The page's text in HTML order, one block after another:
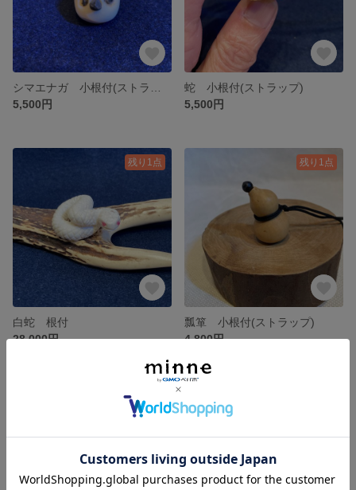
5,500円
蛇 小根付(ストラップ)
5,500円
残り1点
白蛇 根付
28,000円
残り1点
瓢箪 小根付(ストラップ)
4,800円
残り1点